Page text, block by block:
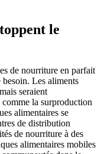
le
de nourriture en parfait
besoin. Les aliments
seraient
la surproduction
alimentaires se
de distribution
de nourriture à des
alimentaires mobiles